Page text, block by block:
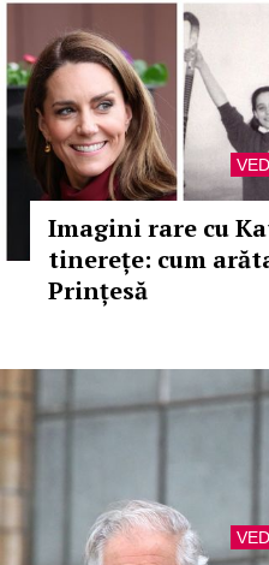
Imagini rare cu
tinerețe: cum
Prințesă